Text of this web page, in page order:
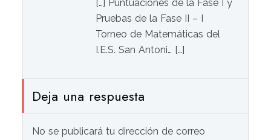
[…] Puntuaciones de la Fase I y
Pruebas de la Fase II – I
Torneo de Matemáticas del
I.E.S. San Antoni… […]
Deja una respuesta
No se publicará tu dirección de correo